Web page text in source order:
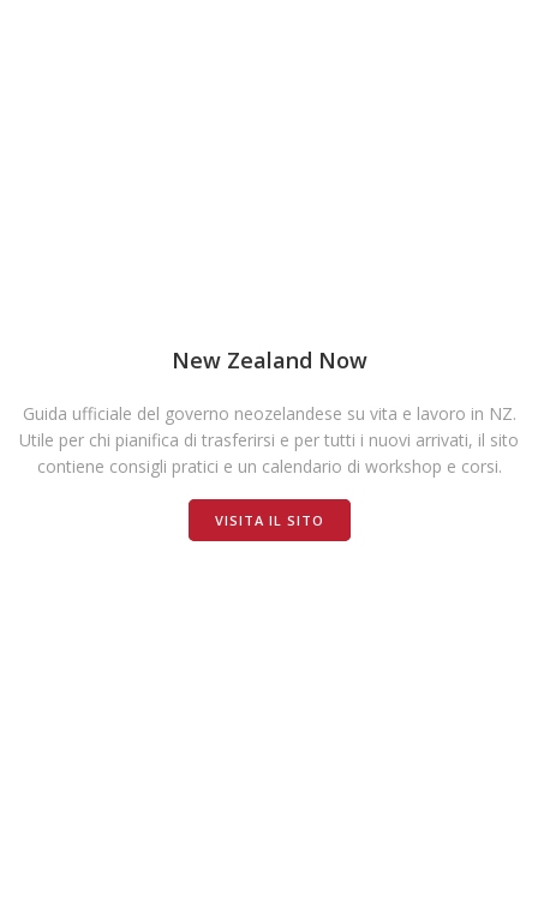
New Zealand Now
Guida ufficiale del governo neozelandese su vita e lavoro in NZ.
Utile per chi pianifica di trasferirsi e per tutti i nuovi arrivati, il sito
contiene consigli pratici e un calendario di workshop e corsi.
VISITA IL SITO